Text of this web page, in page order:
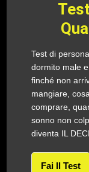
Test di
dormito male
finché non
mangiare,
comprare,
sonno non
diventa IL
Fai Il Test